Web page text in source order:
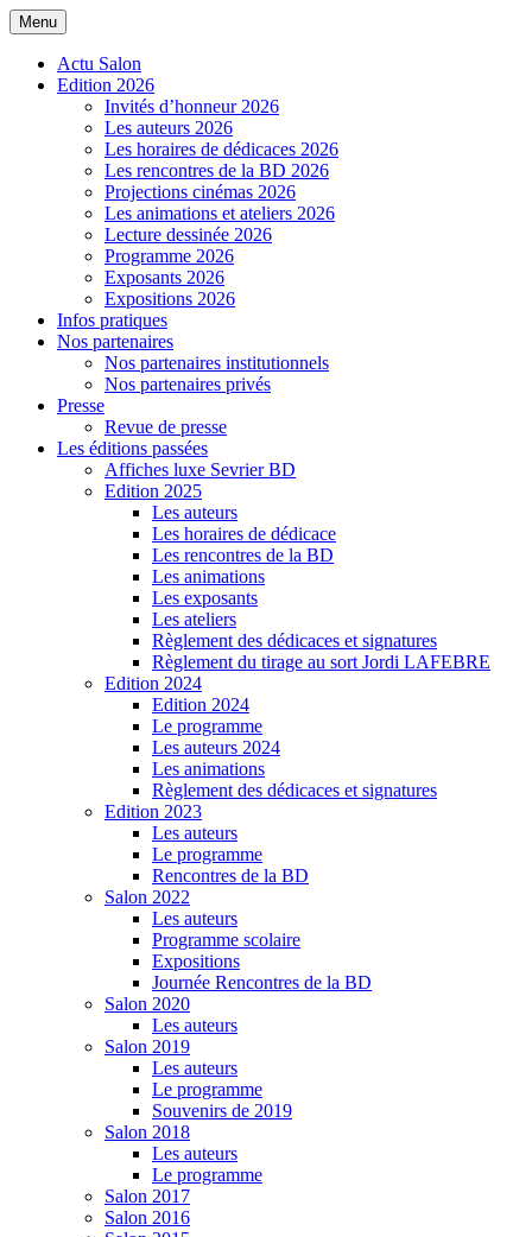
Salon de la BD de Sevrier
Menu
Actu Salon
Edition 2026
Invités d’honneur 2026
Les auteurs 2026
Les horaires de dédicaces 2026
Les rencontres de la BD 2026
Projections cinémas 2026
Les animations et ateliers 2026
Lecture dessinée 2026
Programme 2026
Exposants 2026
Expositions 2026
Infos pratiques
Nos partenaires
Nos partenaires institutionnels
Nos partenaires privés
Presse
Revue de presse
Les éditions passées
Affiches luxe Sevrier BD
Edition 2025
Les auteurs
Les horaires de dédicace
Les rencontres de la BD
Les animations
Les exposants
Les ateliers
Règlement des dédicaces et signatures
Règlement du tirage au sort Jordi LAFEBRE
Edition 2024
Edition 2024
Le programme
Les auteurs 2024
Les animations
Règlement des dédicaces et signatures
Edition 2023
Les auteurs
Le programme
Rencontres de la BD
Salon 2022
Les auteurs
Programme scolaire
Expositions
Journée Rencontres de la BD
Salon 2020
Les auteurs
Salon 2019
Les auteurs
Le programme
Souvenirs de 2019
Salon 2018
Les auteurs
Le programme
Salon 2017
Salon 2016